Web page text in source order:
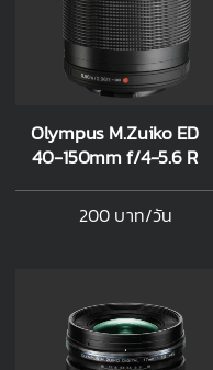
Olympus M.Zuiko ED
40-150mm f/4-5.6 R
200 บาท/วัน